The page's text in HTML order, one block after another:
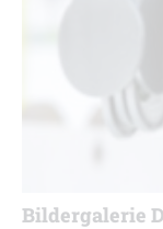
Bildergalerie